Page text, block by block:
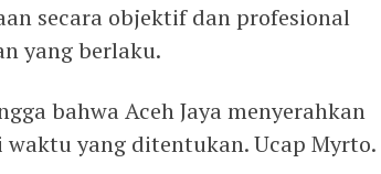
secara objektif dan profesional
yang berlaku.
bahwa Aceh Jaya menyerahkan
yang ditentukan. Ucap Myrto.